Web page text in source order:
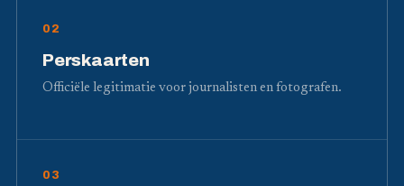
02
Perskaarten
Officiële legitimatie voor journalisten en fotografen.
03